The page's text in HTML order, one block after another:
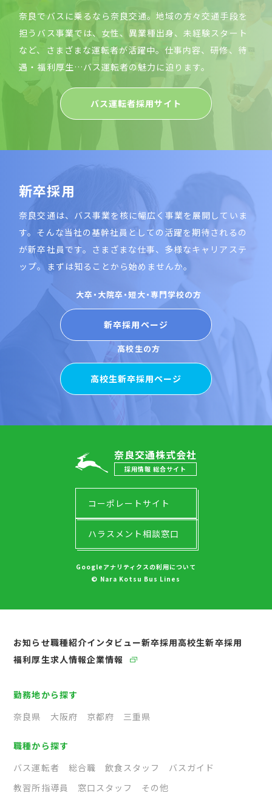
奈良でバスに乗るなら奈良交通。地域の方々交通手段を
担うバス事業では、女性、異業種出身、未経験スタート
など、さまざまな運転者が活躍中。仕事内容、研修、待
遇・福利厚生…バス運転者の魅力に迫ります。
バス運転者採用サイト
新卒採用
奈良交通は、バス事業を核に幅広く事業を展開していま
す。そんな当社の基幹社員としての活躍を期待されるの
が新卒社員です。さまざまな仕事、多様なキャリアステ
ップ。まずは知ることから始めませんか。
大卒・大院卒・短大・専門学校の方
新卒採用ページ
高校生の方
高校生新卒採用ページ
奈良交通株式会社
採用情報 総合サイト
コーポレートサイト
ハラスメント相談窓口
Googleアナリティクスの利用について
© Nara Kotsu Bus Lines
お知らせ職種紹介インタビュー新卒採用高校生新卒採用
福利厚生求人情報企業情報
勤務地から探す
奈良県
大阪府 京都府 三重県
職種から探す
バス運転者
総合職 飲食スタッフ
バスガイド
教習所指導員
窓口スタッフ その他